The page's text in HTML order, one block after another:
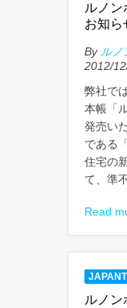
ルノ
お知ら
By ルノ
2012/
弊社で
本帳「
発売い
である
住宅の
て、準
Read
ルノ